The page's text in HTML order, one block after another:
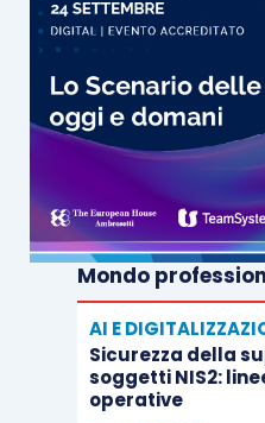
Mondo
AI E
Sicurezza della
soggetti NIS2:
operative